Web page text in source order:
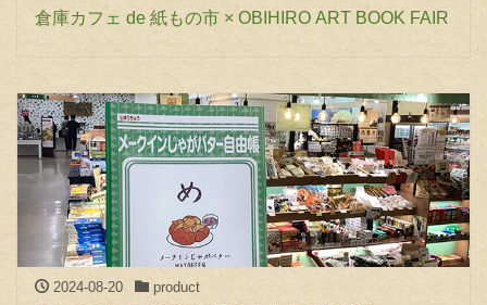
倉庫カフェ de 紙もの市 × OBIHIRO ART BOOK FAIR
2024-08-20 product